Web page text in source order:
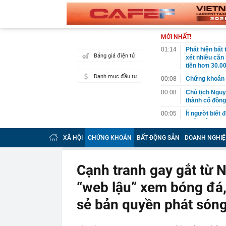
Bảng giá điện tử
Danh mục đầu tư
MỚI NHẤT!
01:14
Phát hiện
xét nhiều
tiền hơn
00:08
Chứng
00:08
Chủ tịch
thành cổ
00:05
Ít người biết
trekking
Việt Nam có
giường bệnh,
00:05
56 mã chứng
00:03
Một doanh
năm 2026,
00:03
Chứng
XÃ HỘI CHỨNG KHOÁN BẤT ĐỘNG SẢN DOANH
Cạnh tranh gay gắt từ
“web lậu” xem bóng
sẻ bản quyền phát